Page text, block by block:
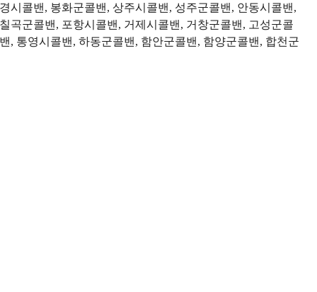
시콜밴, 봉화군콜밴, 상주시콜밴, 성주군콜밴, 안동시콜밴,
곡군콜밴, 포항시콜밴, 거제시콜밴, 거창군콜밴, 고성군콜
, 통영시콜밴, 하동군콜밴, 함안군콜밴, 함양군콜밴, 합천군